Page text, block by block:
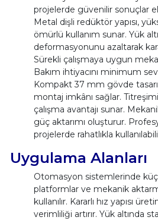
projelerde güvenilir sonuçlar
Metal dişli redüktör yapısı,
ömürlü kullanım sunar. Yük
deformasyonunu azaltarak
Sürekli çalışmaya uygun
Bakım ihtiyacını minimum
Kompakt 37 mm gövde
montaj imkânı sağlar. Titreşimi
çalışma avantajı sunar.
güç aktarımı oluşturur.
projelerde rahatlıkla
Uygulama Alanları
Otomasyon sistemlerinde
platformlar ve mekanik
kullanılır. Kararlı hız yapısı
verimliliği artırır. Yük altında